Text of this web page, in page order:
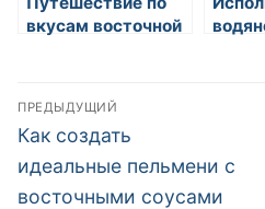
вкусам восточной
Навигация
по
записям
ПРЕДЫДУЩИЙ
Предыдущая
запись:
Как создать
идеальные пельмени с
восточными соусами